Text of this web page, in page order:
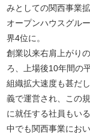
みとしての関西事業
オープンハウスグル
界4位に。
創業以来右肩上がり
ろ、上場後10年間の
組織拡大速度も甚だ
義で運営され、この
に就任する社員もい
中でも関西事業にお